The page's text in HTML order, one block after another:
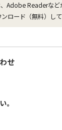
Adobe Readerなど
ロード（無料）して
せ
。